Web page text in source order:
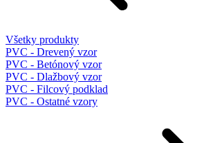
Všetky produkty
PVC - Drevený vzor
PVC - Betónový vzor
PVC - Dlažbový vzor
PVC - Filcový podklad
PVC - Ostatné vzory